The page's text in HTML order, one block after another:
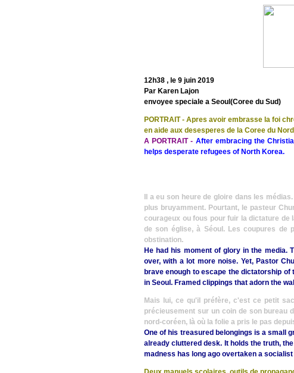
12h38 , le 9 juin 2019
Par Karen Lajon
envoyee speciale a Seoul(Coree du Sud)
PORTRAIT - Apres avoir embrasse la foi
en aide aux desesperes de la Coree du
A PORTRAIT - After embracing the
helps desperate refugees of North Korea.
Il a eu son heure de gloire dans les
plus bruyamment. Pourtant, le pasteur
courageux ou fous pour fuir la dictature de
de son église, à Séoul. Les coupures de
obstination.
He had his moment of glory in the media.
over, with a lot more noise. Yet, Pastor
brave enough to escape the dictatorship
in Seoul. Framed clippings that adorn the
Mais lui, ce qu'il préfère, c'est ce petit
précieusement sur un coin de son bureau
nord-coréen, là où la folie a pris le pas
One of his treasured belongings is a small
already cluttered desk. It holds the truth,
madness has long ago overtaken a